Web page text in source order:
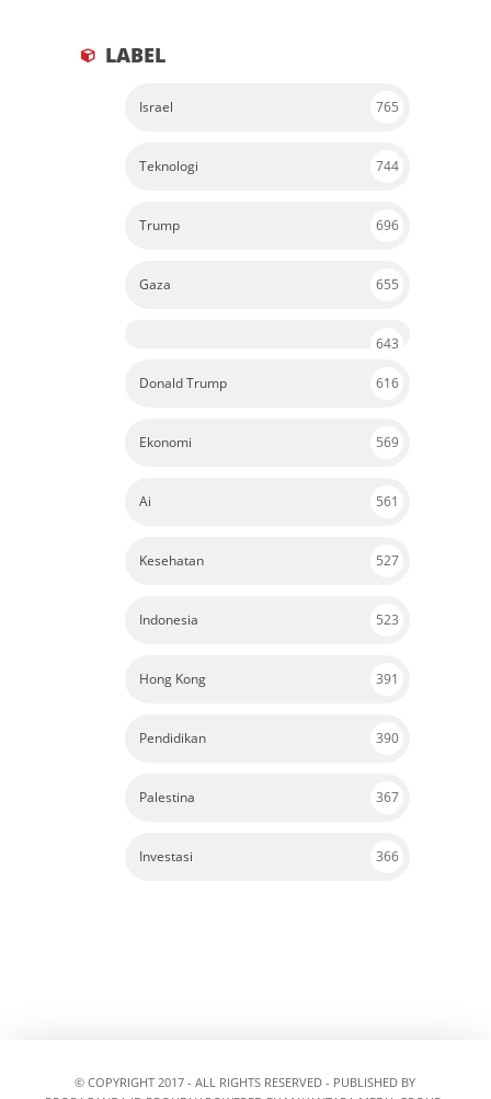
LABEL
Israel 765
Teknologi 744
Trump 696
Gaza 655
643
Donald Trump 616
Ekonomi 569
Ai 561
Kesehatan 527
Indonesia 523
Hong Kong 391
Pendidikan 390
Palestina 367
Investasi 366
© COPYRIGHT 2017 - ALL RIGHTS RESERVED - PUBLISHED BY